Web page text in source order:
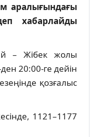
аралығындағы
хабарлайды
– Жібек жолы
20:00-ге дейін
қозғалыс
1121–1177